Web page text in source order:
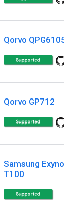
Qorvo QPG6105
Qorvo GP712
Samsung Exynos
T100